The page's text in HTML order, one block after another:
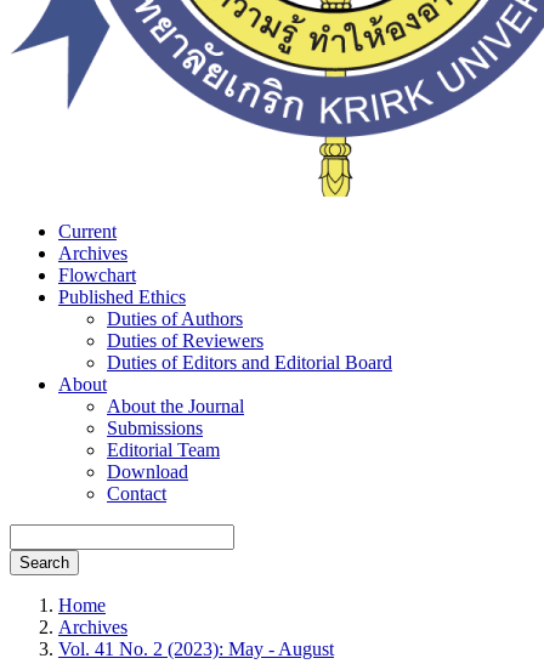
Current
Archives
Flowchart
Published Ethics
Duties of Authors
Duties of Reviewers
Duties of Editors and Editorial Board
About
About the Journal
Submissions
Editorial Team
Download
Contact
Search
Home
Archives
Vol. 41 No. 2 (2023): May - August